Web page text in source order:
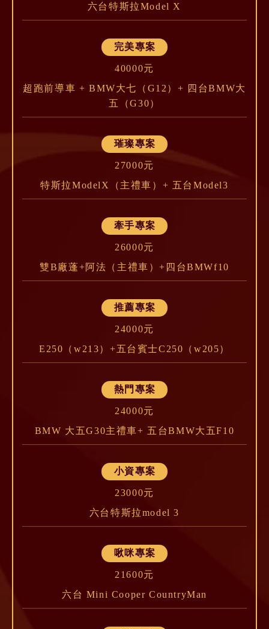
六台特斯拉Model X
完美專案
40000元
超跑前導車 + BMW大七（G12）+ 四台BMW大
五（G30）
璀璨專案
27000元
特斯拉ModelX（主禮車）+ 五台Model3
牽手專案
26000元
雙B廠蓬+阿法（主禮車）+四台BMWf10
推薦專案
24000元
E250（w213）+五台賓士C250（w205）
熱門專案
24000元
BMW 大五G30主禮車+ 五台BMW大五F10
小資專案
23000元
六台特斯拉model 3
啾咪專案
21600元
六台 Mini Cooper CountryMan